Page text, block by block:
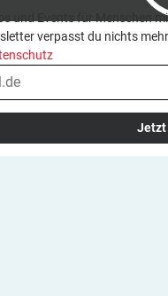
und Events für Menschen
verpasst du nichts
Jetzt